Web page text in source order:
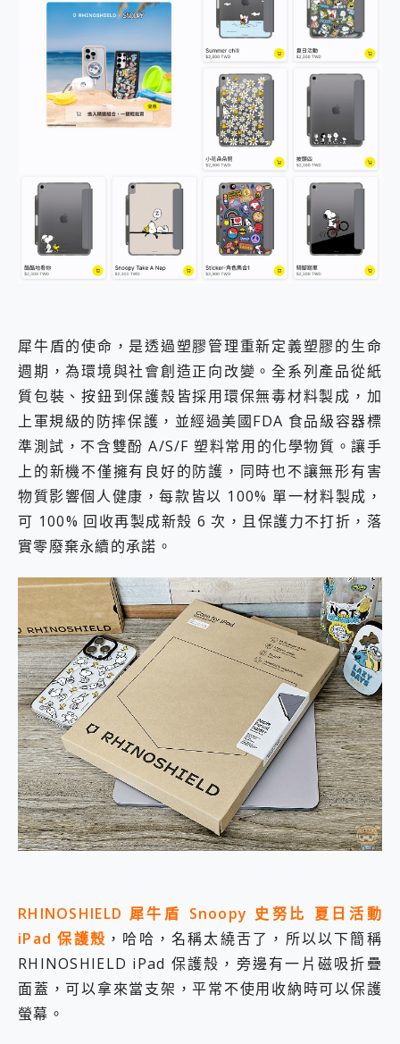
犀牛盾的使命，是透過塑膠管理重新定義塑膠的生命
週期，為環境與社會創造正向改變。全系列產品從紙
質包裝、按鈕到保護殼皆採用環保無毒材料製成，加
上軍規級的防摔保護，並經過美國FDA 食品級容器標
準測試，不含雙酚 A/S/F 塑料常用的化學物質。讓手
上的新機不僅擁有良好的防護，同時也不讓無形有害
物質影響個人健康，每款皆以 100% 單一材料製成，
可 100% 回收再製成新殼 6 次，且保護力不打折，落
實零廢棄永續的承諾。
RHINOSHIELD 犀牛盾 Snoopy 史努比 夏日活動
iPad 保護殼 ，哈哈，名稱太繞舌了，所以以下簡稱
RHINOSHIELD iPad 保護殼，旁邊有一片磁吸折疊
面蓋，可以拿來當支架，平常不使用收納時可以保護
螢幕。